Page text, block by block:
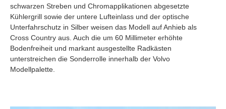
schwarzen Streben und Chromapplikationen abgesetzte
Kühlergrill sowie der untere Lufteinlass und der optische
Unterfahrschutz in Silber weisen das Modell auf Anhieb als
Cross Country aus. Auch die um 60 Millimeter erhöhte
Bodenfreiheit und markant ausgestellte Radkästen
unterstreichen die Sonderrolle innerhalb der Volvo
Modellpalette.